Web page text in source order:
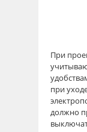
При
при
должно